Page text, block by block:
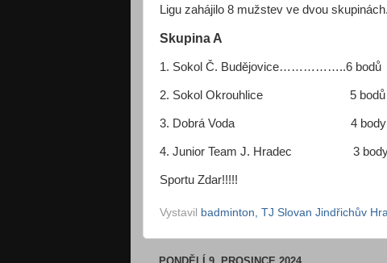
Ligu zahájilo 8 mužstev ve dvou skupinách.
Skupina A
1. Sokol Č.
2. Sokol Okrouhlice 5
3. Dobrá Voda 4
4. Junior Team J.
Sportu Zdar!!!!!
Vystavil badminton, TJ Slovan Jindřichův